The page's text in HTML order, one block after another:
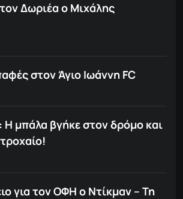
Δωριέα ο Μιχάλης
στον Άγιο Ιωάννη FC
Η μπάλα βγήκε στον δρόμο και
για τον ΟΦΗ ο Ντίκμαν – Τη